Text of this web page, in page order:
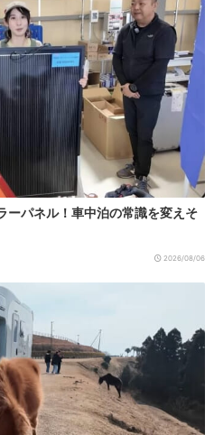
ーパネル！車中泊の常識を変えそ
2026/08/06